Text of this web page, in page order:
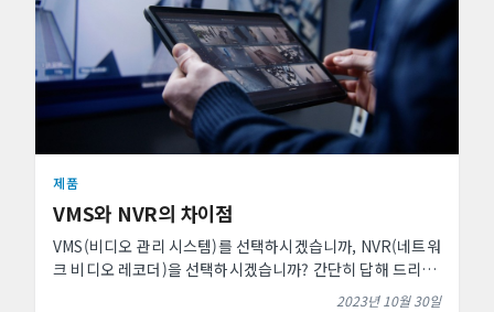
제품
VMS와 NVR의 차이점
VMS(비디오 관리 시스템)를 선택하시겠습니까, NVR(네트워
크 비디오 레코더)을 선택하시겠습니까? 간단히 답해 드리자
면, 경우에 따라 다릅니다. NVR과 VMS 모두 장점과 ...
2023년 10월 30일